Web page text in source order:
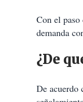
Con el
demanda
¿De
De acuerdo